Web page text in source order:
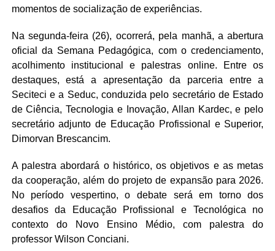
momentos de socialização de experiências.
Na segunda-feira (26), ocorrerá, pela manhã, a abertura
oficial da Semana Pedagógica, com o credenciamento,
acolhimento institucional e palestras online. Entre os
destaques, está a apresentação da parceria entre a
Seciteci e a Seduc, conduzida pelo secretário de Estado
de Ciência, Tecnologia e Inovação, Allan Kardec, e pelo
secretário adjunto de Educação Profissional e Superior,
Dimorvan Brescancim.
A palestra abordará o histórico, os objetivos e as metas
da cooperação, além do projeto de expansão para 2026.
No período vespertino, o debate será em torno dos
desafios da Educação Profissional e Tecnológica no
contexto do Novo Ensino Médio, com palestra do
professor Wilson Conciani.